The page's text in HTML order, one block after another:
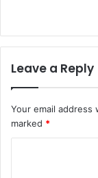
Leave a Reply
Your email address
marked *